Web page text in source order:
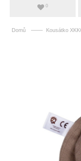
0
Domů —— Kousátko